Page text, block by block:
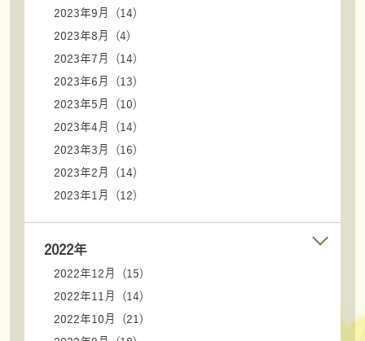
2023年9月 (14)
2023年8月 (4)
2023年7月 (14)
2023年6月 (13)
2023年5月 (10)
2023年4月 (14)
2023年3月 (16)
2023年2月 (14)
2023年1月 (12)
2022年
2022年12月 (15)
2022年11月 (14)
2022年10月 (21)